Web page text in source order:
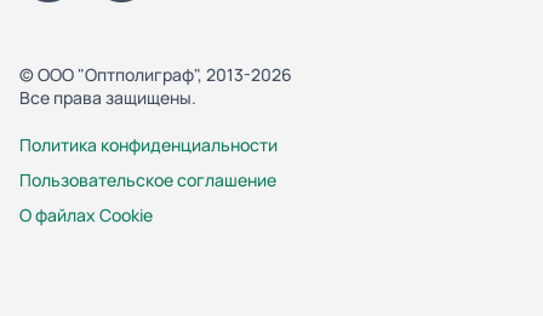
© ООО "Оптполиграф", 2013-2026
Все права защищены.
Политика конфиденциальности
Пользовательское соглашение
О файлах Cookie